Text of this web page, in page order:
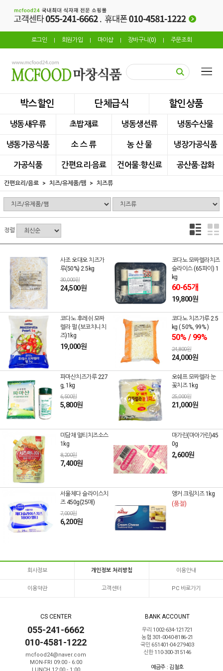
로그인 회원가입 마이샵 장바구니(0) 주문조회
박스할인 단체급식 할인상품
냉동새우류 초밥재료 냉동생선류 냉동수산물
냉동가공식품 소 스 류 농 산 물 냉장가공식품
가공식품 간편요리·음료 건어물·향신료 공산품·잡화
간편요리/음료 치즈/유제품/쨈 치즈류
정렬
사조 오대오 치즈가
루(50%) 2.5kg
30,000원
24,500원
코다노 모짜렐라치즈
슬라이스 (65파이) 1
kg
60-65개
19,800원
코다노 후레쉬 모짜
렐라 펄 (보코치니치
즈)1kg
19,000원
코다노 치즈가루 2.5
kg ( 50%, 99% )
50% / 99%
24,800원
24,000원
파마산치즈가루 227
g, 1kg
6,500원
5,800원
오쉐프 모짜렐라 눈
꽃치즈 1kg
25,000원
21,000원
미담채 멀티치즈소스
1kg
8,200원
7,400원
마가린(마아가린)45
0g
2,600원
서울체다 슬라이스치
즈 450g(25매)
7,000원
6,200원
앵커 크림치즈 1kg
(품절)
회사정보 개인정보 처리방침 이용안내
이용약관 고객센터 PC 바로가기
CS CENTER
055-241-6662
010-4581-1222
mcfood24@naver.com
MON-FRI 09:00 - 6:00
BANK ACCOUNT
우리 1002-634-121721
농협 301-0040-8186-21
국민 651401-04-279403
신한 110-300-315146
예금주 : 김철호